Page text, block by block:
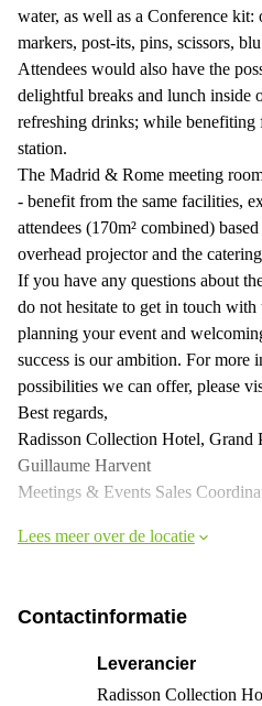
water, as well as a Conference kit:
markers, post-its, pins, scissors,
Attendees would also have the
delightful breaks and lunch inside
refreshing drinks; while benefiting
station.
The Madrid & Rome meeting
- benefit from the same facilities,
attendees (170m² combined)
overhead projector and the
If you have any questions about
do not hesitate to get in touch
planning your event and
success is our ambition. For more
possibilities we can offer, please
Best regards,
Radisson Collection Hotel, Grand
Guillaume Harvent
Meetings & Events Sales
Lees meer over de locatie
Contactinformatie
Leverancier
Radisson Collection